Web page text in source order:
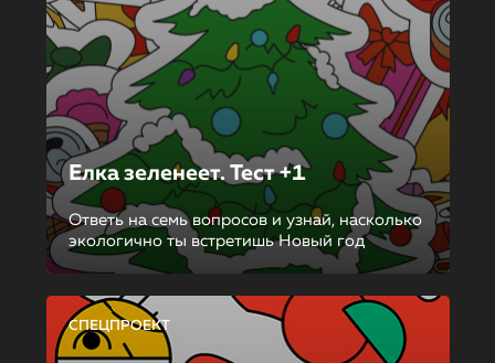
Елка зеленеет. Тест +1
Ответь на семь вопросов и узнай, насколько
экологично ты встретишь Новый год
СПЕЦПРОЕКТ